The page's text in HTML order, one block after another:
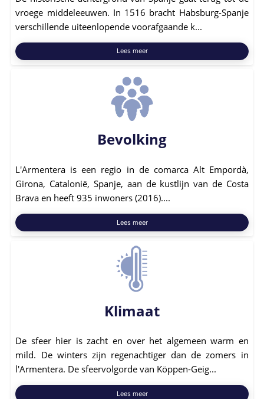
vroege middeleeuwen. In 1516 bracht Habsburg-Spanje
verschillende uiteenlopende voorafgaande k...
Lees meer
Bevolking
L'Armentera is een regio in de comarca Alt Empordà,
Girona, Catalonië, Spanje, aan de kustlijn van de Costa
Brava en heeft 935 inwoners (2016)....
Lees meer
Klimaat
De sfeer hier is zacht en over het algemeen warm en
mild. De winters zijn regenachtiger dan de zomers in
l'Armentera. De sfeervolgorde van Köppen-Geig...
Lees meer